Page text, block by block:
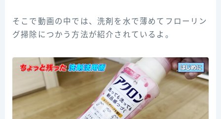
そこで動画の中では、洗剤を水で薄めてフローリン
グ掃除につかう方法が紹介されているよ。